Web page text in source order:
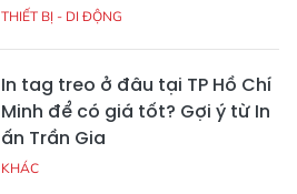
THIẾT BỊ - DI ĐỘNG
In tag treo ở đâu tại TP Hồ Chí
Minh để có giá tốt? Gợi ý từ In
ấn Trần Gia
KHÁC